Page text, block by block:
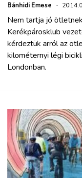
Bánhidi Emese ·
Nem tartja jó
Kerékpárosklub
kérdeztük arról az
kilométernyi légi
Londonban.